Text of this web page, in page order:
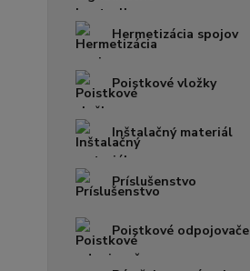
Hermetizácia spojov
Poistkové vložky
Inštalačný materiál
Príslušenstvo
Poistkové odpojovače